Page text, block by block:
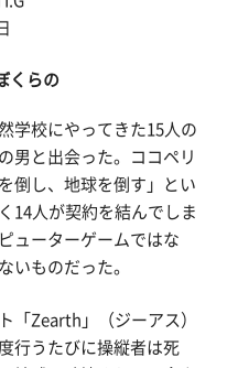
くらの
学校にやってきた15人の
男と出会った。ココペリ
倒し、地球を倒す」とい
14人が契約を結んでしま
ューターゲームではな
いものだった。
「Zearth」（ジーアス）
行うたびに操縦者は死